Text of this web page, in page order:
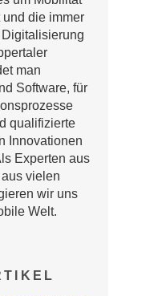
und die immer
man
Software, für
qualifizierte
Innovationen
Experten aus
vielen
wir uns
Welt.